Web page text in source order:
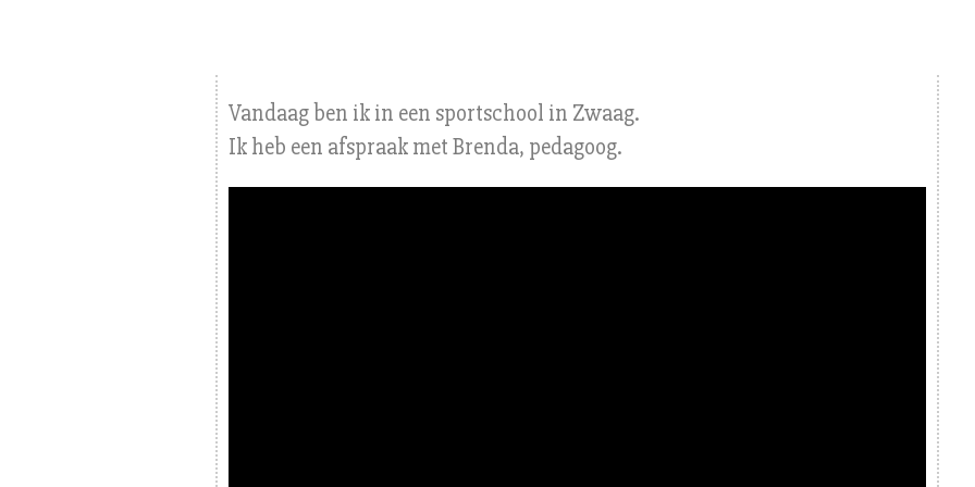
Vandaag ben ik in een sportschool in Zwaag.
Ik heb een afspraak met Brenda, pedagoog.